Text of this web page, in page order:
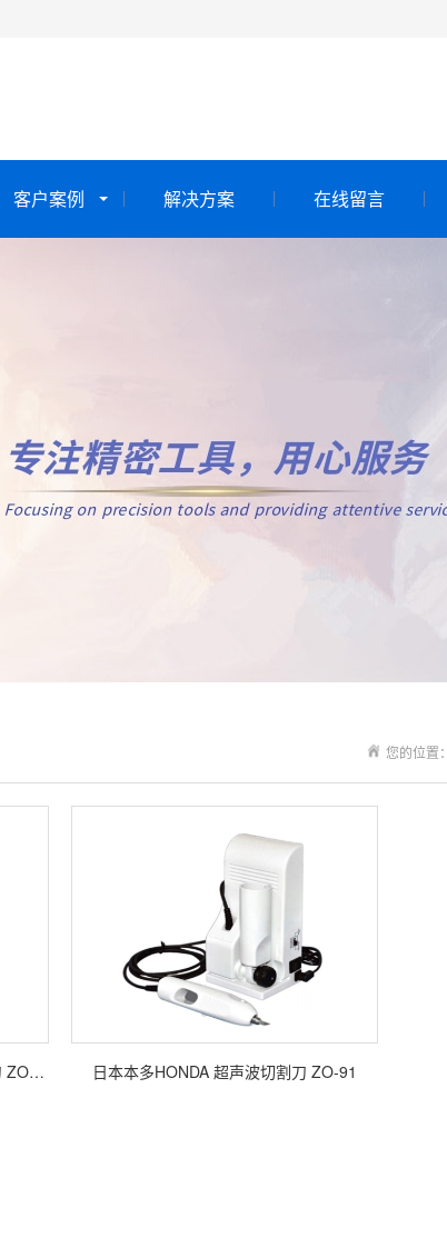
客户案例 解决方案 在线留言
您的位置：
日本HONDA本多 大功率超声波切割刀 ZO-95 日本本多HONDA 超声波切割刀 ZO-91